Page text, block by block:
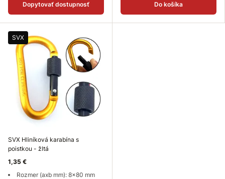
Dopytovať dostupnosť Do košíka
SVX
SVX Hliníková karabína s
poistkou - žltá
1,35 €
Rozmer (axb mm): 8x80 mm